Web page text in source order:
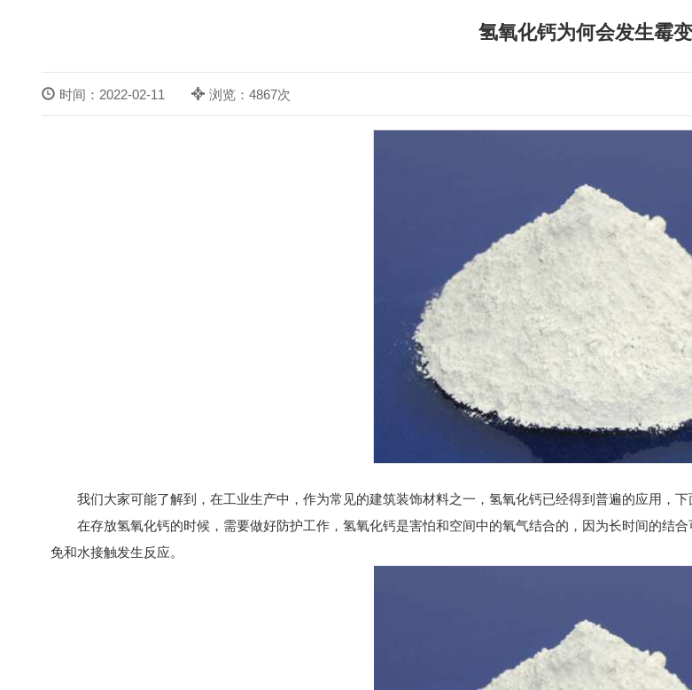
氢氧化钙为何会发生霉
时间：2022-02-11 浏览：4867次
我们大家可能了解到，在工业生产中，作为常见的建筑装饰材料之一， 氢氧化钙已经得到普遍的应用，
在存放氢氧化钙的时候，需要做好防护工作，氢氧化钙是害怕和空间中的氧气结合的，因为长时间的结
免和水接触发生反应。